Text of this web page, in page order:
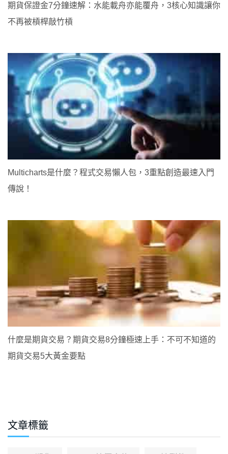
期貨保證金7分鐘速解：水能載舟亦能覆舟，3核心知識讓你
不再被槓桿敲竹槓
Multicharts是什麼？程式交易懶人包，3重點創造最速入門
傳說！
什麼是期貨交易？期貨交易8分鐘極速上手：不可不知道的
期貨交易5大黃金要點
文章標籤